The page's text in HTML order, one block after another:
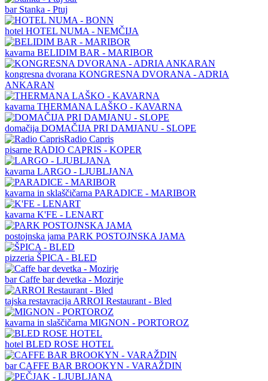
bar Stanka - Ptuj
hotel HOTEL NUMA - NEMČIJA
kavarna BELIDIM BAR - MARIBOR
kongresna dvorana KONGRESNA DVORANA - ADRIA
ANKARAN
kavarna THERMANA LAŠKO - KAVARNA
domačija DOMAČIJA PRI DAMJANU - SLOPE
pisarne RADIO CAPRIS - KOPER
kavarna LARGO - LJUBLJANA
kavarna in sklaščičarna PARADICE - MARIBOR
kavarna K'FE - LENART
postojnska jama PARK POSTOJNSKA JAMA
pizzeria ŠPICA - BLED
barCaffe bar devetka - Mozirje
tajska restavracija ARROI Restaurant - Bled
kavarna in slaščičarna MIGNON - PORTOROZ
hotel BLED ROSE HOTEL
barCAFFE BAR BROOKYN - VARAŽDIN